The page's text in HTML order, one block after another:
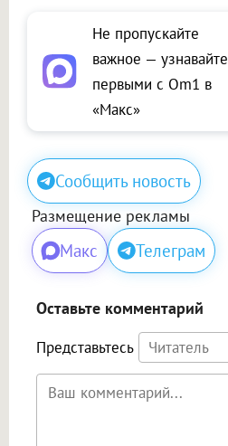
Не пропускайте
важное — узнавайте
первыми с Om1 в
«Макс»
Сообщить новость
Размещение рекламы
Макс Телеграм
Оставьте комментарий
Представьтесь